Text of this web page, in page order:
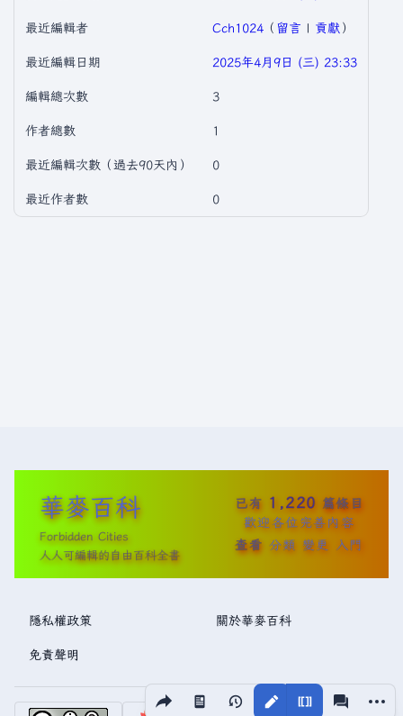
分享此頁面
視圖 更多
最近編輯者 Cch1024 （ 留言 | 貢獻 ）
最近編輯日期 2025年4月9日 (三) 23:33
編輯總次數 3
作者總數 1
最近編輯次數（過去90天內） 0
最近作者數 0
華麥百科
Forbidden Cities
人人可編輯的自由百科全書
已有 1,220 篇條目
歡迎各位完善內容
查看 分類 變更 入門
隱私權政策 關於華麥百科
免責聲明